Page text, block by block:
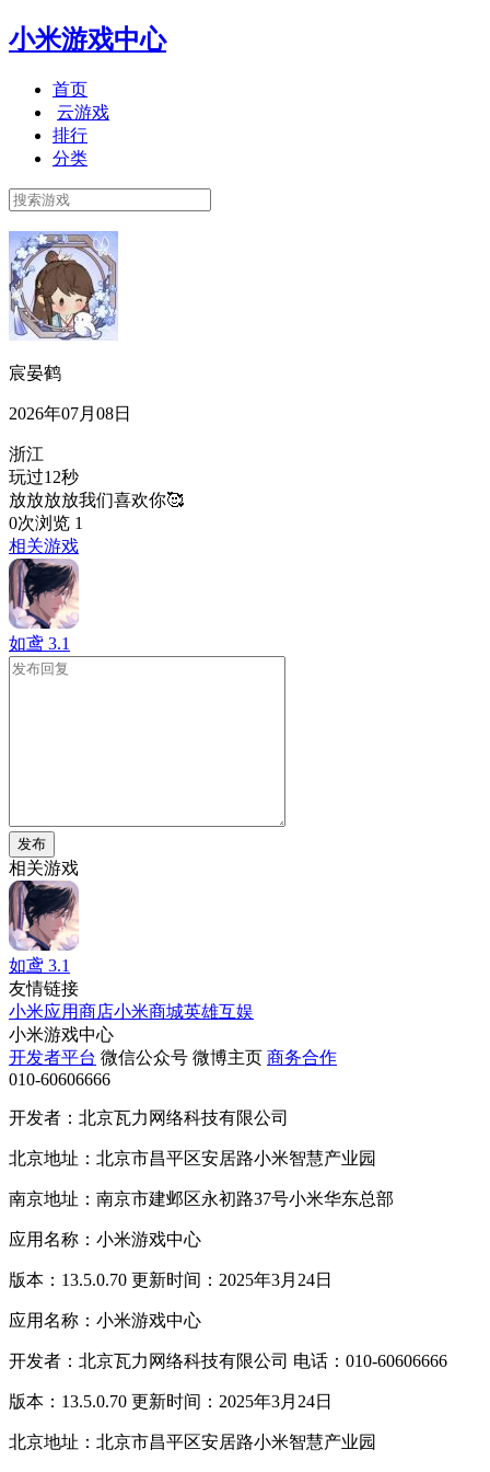
小米游戏中心
首页
云游戏
排行
分类
宸晏鹤
2026年07月08日
浙江
玩过12秒
放放放放我们喜欢你🥰
0次浏览 1
相关游戏
如鸢 3.1
发布
相关游戏
如鸢 3.1
友情链接
小米应用商店小米商城英雄互娱
小米游戏中心
开发者平台 微信公众号 微博主页 商务合作
010-60606666
开发者：北京瓦力网络科技有限公司
北京地址：北京市昌平区安居路小米智慧产业园
南京地址：南京市建邺区永初路37号小米华东总部
应用名称：小米游戏中心
版本：13.5.0.70 更新时间：2025年3月24日
应用名称：小米游戏中心
开发者：北京瓦力网络科技有限公司 电话：010-60606666
版本：13.5.0.70 更新时间：2025年3月24日
北京地址：北京市昌平区安居路小米智慧产业园